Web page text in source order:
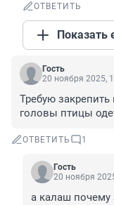
ОТВЕТИТЬ
Показать
Гость
20 ноября 2025,
Требую закрепить
головы птицы
ОТВЕТИТЬ 1
Гость
20 ноября
а калаш почему